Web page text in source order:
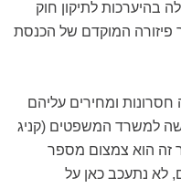
הממשלה בהיערכות לתיקון חוק
פיזורה המוקדם של הכנסת
ומחירים עליהם
למשרד המשפטים (קניג
של נייר זה הוא צמצום מספר
לא נתעכב כאן על